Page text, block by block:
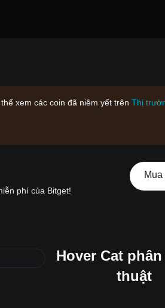
xem các coin đã niêm yết trên Thị
phí của Bitget!
Hover Cat
thuật